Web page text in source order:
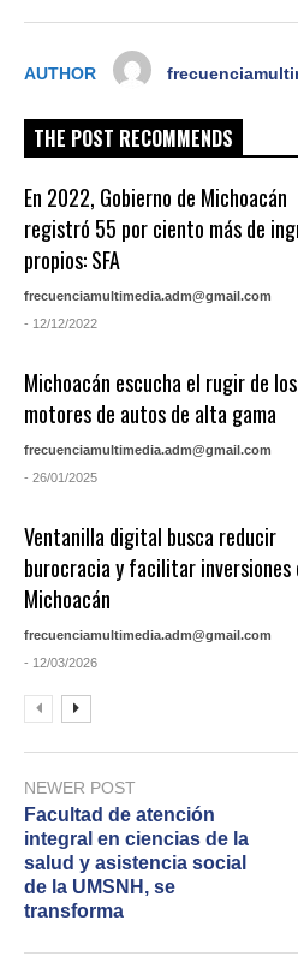
AUTHOR
THE POST RECOMMENDS
En 2022, Gobierno de Michoacán
registró 55 por ciento más de
propios: SFA
frecuenciamultimedia.adm@gmail.com
- 12/12/2022
Michoacán escucha el rugir de los
motores de autos de alta gama
frecuenciamultimedia.adm@gmail.com
- 26/01/2025
Ventanilla digital busca reducir
burocracia y facilitar inversiones
Michoacán
frecuenciamultimedia.adm@gmail.com
- 12/03/2026
NEWER POST
Facultad de atención
integral en ciencias de la
salud y asistencia social
de la UMSNH, se
transforma